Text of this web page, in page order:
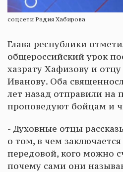
соцсети Радия Хабирова
Глава республики
общероссийский урок
хазрату Хафизову и
Иванову. Оба
лет назад отправили на
проповедуют бойцам и
- Духовные отцы
о том, в чем
передовой, кого можно
почему сами они